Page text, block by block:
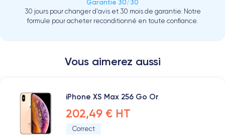
Garantie 30/30
30 jours pour changer d'avis et 30 mois de garantie. Notre
formule pour acheter reconditionné en toute confiance.
Vous aimerez aussi
iPhone XS Max 256 Go Or
202,49 € HT
Correct